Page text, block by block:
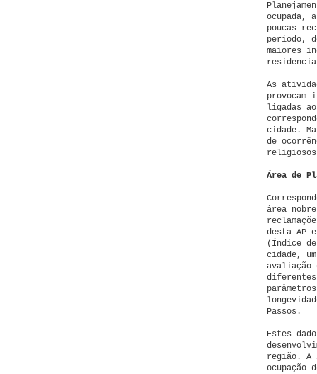
ocupada,
poucas
período,
maiores
As
provocam
ligadas
cidade.
de
Área de
área
desta AP
(Índice de
cidade,
avaliação
Passos.
Estes
região. A
ocupação